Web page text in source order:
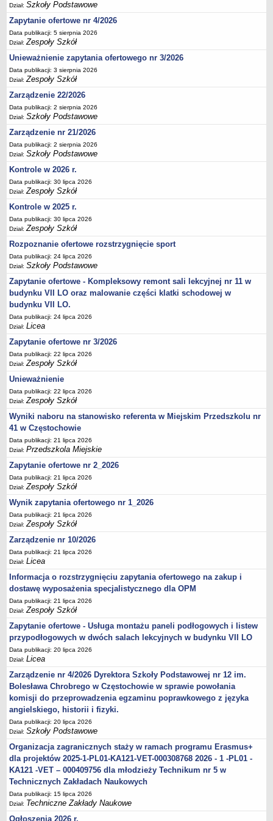
Deklaracja dostępności
PORADNIE PSYCHOLOGICZNO-PEDAGOGICZNE
Zespół Poradni
BIURO FINANSÓW OŚWIATY
Dane podstawowe
Statut
Majątek
Godziny dyżurów
Ogłoszenia
Zarządzenia
Rejestry, ewidencje, archiwa
PONOWNE WYKORZYSTYWANIE
Sprawozdania
Deklaracja dostępności
DEKLARACJA DOSTĘPNOŚCI
OŚWIADCZENIA MAJĄTKOWE
PONOWNE WYKORZYSTYWANIE
UDOSTĘPNIANIE INFORMACJI PUBLICZNEJ
OCHRONA DANYCH OSOBOWYCH
Dział:Szkoły Podstawowe
Zapytanie ofertowe nr 4/2026
Data publikacji: 5 sierpnia 2026
Dział:Zespoły Szkół
Unieważnienie zapytania ofertowego nr 3/2026
Data publikacji: 3 sierpnia 2026
Dział:Zespoły Szkół
Zarządzenie 22/2026
Data publikacji: 2 sierpnia 2026
Dział:Szkoły Podstawowe
Zarządzenie nr 21/2026
Data publikacji: 2 sierpnia 2026
Dział:Szkoły Podstawowe
Kontrole w 2026 r.
Data publikacji: 30 lipca 2026
Dział:Zespoły Szkół
Kontrole w 2025 r.
Data publikacji: 30 lipca 2026
Dział:Zespoły Szkół
Rozpoznanie ofertowe rozstrzygnięcie sport
Data publikacji: 24 lipca 2026
Dział:Szkoły Podstawowe
Zapytanie ofertowe - Kompleksowy remont sali lekcyjnej nr 11 w
budynku VII LO oraz malowanie części klatki schodowej w
budynku VII LO.
Data publikacji: 24 lipca 2026
Dział:Licea
Zapytanie ofertowe nr 3/2026
Data publikacji: 22 lipca 2026
Dział:Zespoły Szkół
Unieważnienie
Data publikacji: 22 lipca 2026
Dział:Zespoły Szkół
Wyniki naboru na stanowisko referenta w Miejskim Przedszkolu nr
41 w Częstochowie
Data publikacji: 21 lipca 2026
Dział:Przedszkola Miejskie
Zapytanie ofertowe nr 2_2026
Data publikacji: 21 lipca 2026
Dział:Zespoły Szkół
Wynik zapytania ofertowego nr 1_2026
Data publikacji: 21 lipca 2026
Dział:Zespoły Szkół
Zarządzenie nr 10/2026
Data publikacji: 21 lipca 2026
Dział:Licea
Informacja o rozstrzygnięciu zapytania ofertowego na zakup i
dostawę wyposażenia specjalistycznego dla OPM
Data publikacji: 21 lipca 2026
Dział:Zespoły Szkół
Zapytanie ofertowe - Usługa montażu paneli podłogowych i listew
przypodłogowych w dwóch salach lekcyjnych w budynku VII LO
Data publikacji: 20 lipca 2026
Dział:Licea
Zarządzenie nr 4/2026 Dyrektora Szkoły Podstawowej nr 12 im.
Bolesława Chrobrego w Częstochowie w sprawie powołania
komisji do przeprowadzenia egzaminu poprawkowego z języka
angielskiego, historii i fizyki.
Data publikacji: 20 lipca 2026
Dział:Szkoły Podstawowe
Organizacja zagranicznych staży w ramach programu Erasmus+
dla projektów 2025-1-PL01-KA121-VET-000308768 2026 - 1 -PL01 -
KA121 -VET – 000409756 dla młodzieży Technikum nr 5 w
Technicznych Zakładach Naukowych
Data publikacji: 15 lipca 2026
Dział: Techniczne Zakłady Naukowe
Ogłoszenia 2026 r.